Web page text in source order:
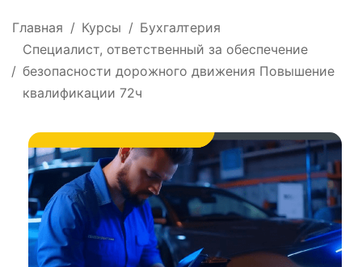
Главная Курсы
Бухгалтерия
Специалист, ответственный за обеспечение
безопасности дорожного движения Повышение
квалификации 72ч